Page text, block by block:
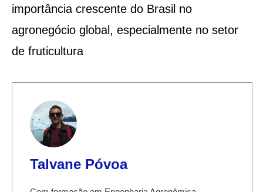
importância crescente do Brasil no
agronegócio global, especialmente no setor
de fruticultura
Talvane Póvoa